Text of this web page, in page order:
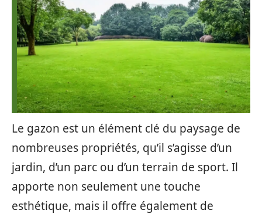
Le gazon est un élément clé du paysage de
nombreuses propriétés, qu’il s’agisse d’un
jardin, d’un parc ou d’un terrain de sport. Il
apporte non seulement une touche
esthétique, mais il offre également de